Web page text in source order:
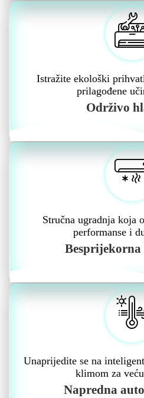
Istražite ekološki
prilagođene
Održivo
Stručna ugradnja koja
performanse i
Unaprijedite se na
klimom za
Napredna